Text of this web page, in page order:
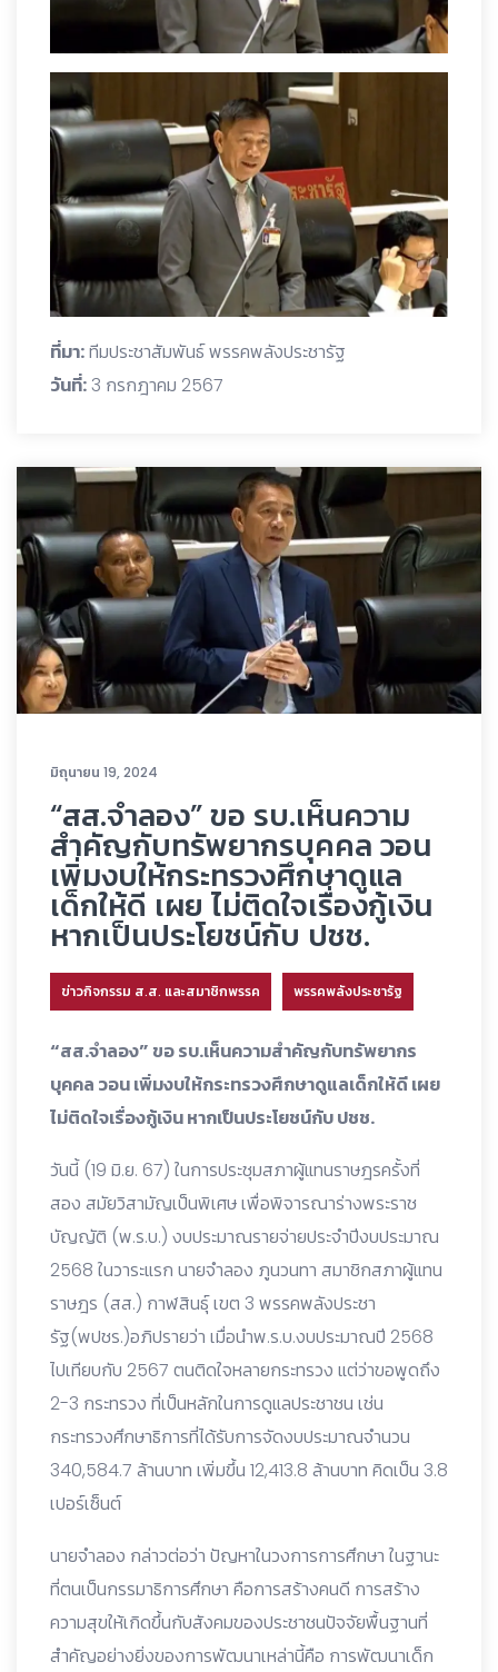
ที่มา:ทีมประชาสัมพันธ์ พรรคพลังประชารัฐ
วันที่:3 กรกฎาคม 2567
มิถุนายน 19, 2024
“สส.จำลอง” ขอ รบ.เห็นความ
สำคัญกับทรัพยากรบุคคล วอน
เพิ่มงบให้กระทรวงศึกษาดูแล
เด็กให้ดี เผย ไม่ติดใจเรื่องกู้เงิน
หากเป็นประโยชน์กับ ปชช.
ข่าวกิจกรรม ส.ส. และสมาชิกพรรค พรรคพลังประชารัฐ
“สส.จำลอง” ขอ รบ.เห็นความสำคัญกับทรัพยากร
บุคคล วอน เพิ่มงบให้กระทรวงศึกษาดูแลเด็กให้ดี เผย
ไม่ติดใจเรื่องกู้เงิน หากเป็นประโยชน์กับ ปชช.
วันนี้ (19 มิ.ย. 67) ในการประชุมสภาผู้แทนราษฎรครั้งที่
สอง สมัยวิสามัญเป็นพิเศษ เพื่อพิจารณาร่างพระราช
บัญญัติ (พ.ร.บ.) งบประมาณรายจ่ายประจำปีงบประมาณ
2568 ในวาระแรก นายจำลอง ภูนวนทา สมาชิกสภาผู้แทน
ราษฎร (สส.) กาฬสินธุ์ เขต 3 พรรคพลังประชา
รัฐ(พปชร.)อภิปรายว่า เมื่อนำพ.ร.บ.งบประมาณปี 2568
ไปเทียบกับ 2567 ตนติดใจหลายกระทรวง แต่ว่าขอพูดถึง
2-3 กระทรวง ที่เป็นหลักในการดูแลประชาชน เช่น
กระทรวงศึกษาธิการที่ได้รับการจัดงบประมาณจำนวน
340,584.7 ล้านบาท เพิ่มขึ้น 12,413.8 ล้านบาท คิดเป็น 3.8
เปอร์เซ็นต์
นายจำลอง กล่าวต่อว่า ปัญหาในวงการการศึกษา ในฐานะ
ที่ตนเป็นกรรมาธิการศึกษา คือการสร้างคนดี การสร้าง
ความสุขให้เกิดขึ้นกับสังคมของประชาชนปัจจัยพื้นฐานที่
สำคัญอย่างยิ่งของการพัฒนาเหล่านี้คือ การพัฒนาเด็ก